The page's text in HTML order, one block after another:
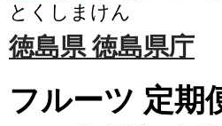
とくしまけん
徳島県 徳島県庁
フルーツ 定期